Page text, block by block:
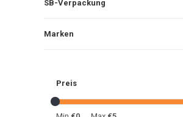
SB-Verpackung
Marken
Preis